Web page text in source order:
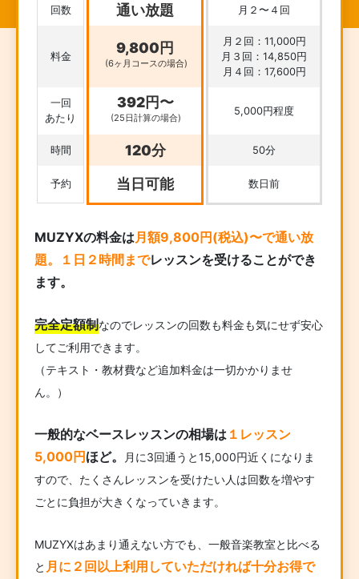
回数 通い放題 月２〜４回
料金
9,800円
(6ヶ月コースの場合)
月２回：11,000円
月３回：14,850円
月４回：17,600円
一回
あたり
392円〜
(25日計算の場合)
5,000円程度
時間 120分 50分
予約 当日可能 数日前
MUZYXの料金は 月額9,800円(税込)〜で通い放
題。１日２時間までレッスンを受けることができ
ます。
完全定額制なのでレッスンの回数も料金も気にせず安心
してご利用できます。
（テキスト・教材費など追加料金は一切かかりませ
ん。）
一般的なベースレッスンの相場は １レッスン
5,000円ほど。
月に3回通うと15,000円近くになりま
すので、たくさんレッスンを受けたい人は回数を増やす
ごとに負担が大きくなっていきます。
MUZYXはあまり通えない方でも、一般音楽教室と比べる
と 月に２回以上利用していただければ十分お得で